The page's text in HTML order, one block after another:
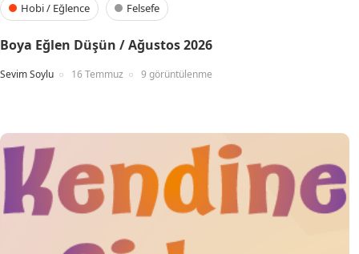
Hobi / Eğlence Felsefe
Boya Eğlen Düşün / Ağustos 2026
Sevim Soylu 16 Temmuz 9 görüntülenme